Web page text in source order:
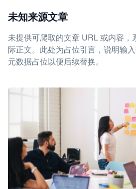
未知来源文章
未提供可爬取的文章 URL 或内容，
际正文。此处为占位引言，说明输
元数据占位以便后续替换。